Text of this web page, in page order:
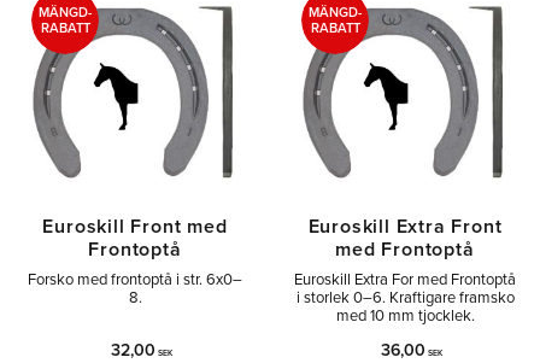
Euroskill Front med
Frontoptå
Forsko med frontoptå i str. 6x0–
8.
32,00 SEK
MÄNGD-
RABATT
Euroskill Extra Front
med Frontoptå
Euroskill Extra For med Frontoptå
i storlek 0–6. Kraftigare framsko
med 10 mm tjocklek.
36,00 SEK
MÄNGD-
RABATT